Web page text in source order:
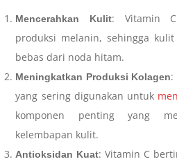
Mencerahkan Kulit: Vitamin
produksi melanin, sehingga
bebas dari noda hitam.
Meningkatkan Produksi Kolagen:
yang sering digunakan untuk
komponen penting yang
kelembapan kulit.
Antioksidan Kuat: Vitamin C